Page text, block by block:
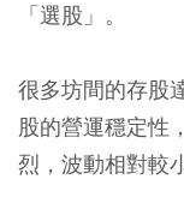
「選股」。
很多坊間的存股
股的營運穩定性
烈，波動相對較小